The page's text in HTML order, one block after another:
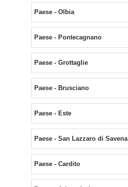
Paese - Olbia
Paese - Pontecagnano
Paese - Grottaglie
Paese - Brusciano
Paese - Este
Paese - San Lazzaro di Savena
Paese - Cardito